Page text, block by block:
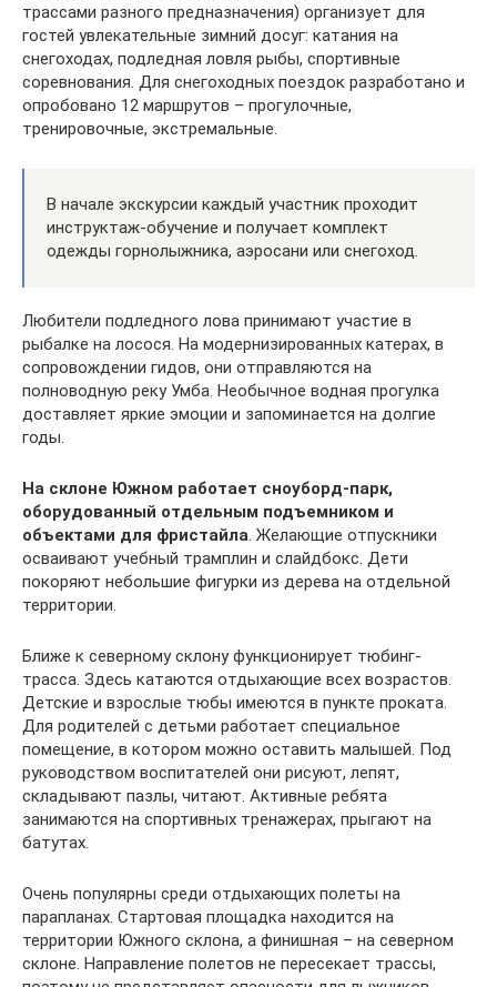
трассами разного предназначения) организует для
гостей увлекательные зимний досуг: катания на
снегоходах, подледная ловля рыбы, спортивные
соревнования. Для снегоходных поездок разработано и
опробовано 12 маршрутов – прогулочные,
тренировочные, экстремальные.
В начале экскурсии каждый участник проходит
инструктаж-обучение и получает комплект
одежды горнолыжника, аэросани или снегоход.
Любители подледного лова принимают участие в
рыбалке на лосося. На модернизированных катерах, в
сопровождении гидов, они отправляются на
полноводную реку Умба. Необычное водная прогулка
доставляет яркие эмоции и запоминается на долгие
годы.
На склоне Южном работает сноуборд-парк,
оборудованный отдельным подъемником и
объектами для фристайла . Желающие отпускники
осваивают учебный трамплин и слайдбокс. Дети
покоряют небольшие фигурки из дерева на отдельной
территории.
Ближе к северному склону функционирует тюбинг-
трасса. Здесь катаются отдыхающие всех возрастов.
Детские и взрослые тюбы имеются в пункте проката.
Для родителей с детьми работает специальное
помещение, в котором можно оставить малышей. Под
руководством воспитателей они рисуют, лепят,
складывают пазлы, читают. Активные ребята
занимаются на спортивных тренажерах, прыгают на
батутах.
Очень популярны среди отдыхающих полеты на
парапланах. Стартовая площадка находится на
территории Южного склона, а финишная – на северном
склоне. Направление полетов не пересекает трассы,